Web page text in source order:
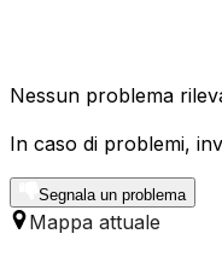
Nessun problema
In caso di problemi,
Segnala un problema
Mappa attuale